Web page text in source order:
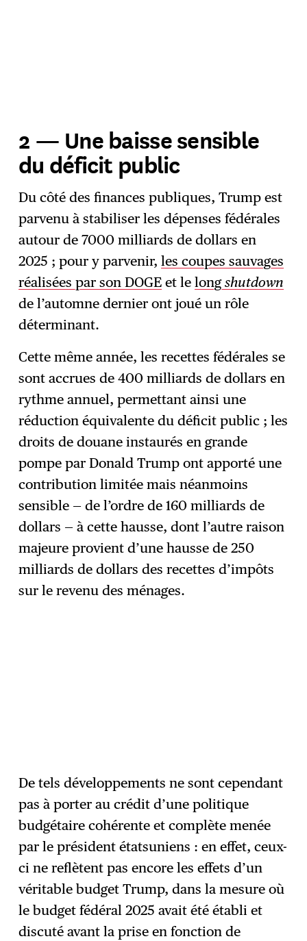
2 — Une baisse sensible
du déficit public
Du côté des finances publiques, Trump est
parvenu à stabiliser les dépenses fédérales
autour de 7000 milliards de dollars en
2025 ; pour y parvenir,les coupes sauvages
réalisées par son DOGE et lelongshutdown
de l’automne dernier ont joué un rôle
déterminant.
Cette même année, les recettes fédérales se
sont accrues de 400 milliards de dollars en
rythme annuel, permettant ainsi une
réduction équivalente du déficit public ; les
droits de douane instaurés en grande
pompe par Donald Trump ont apporté une
contribution limitée mais néanmoins
sensible — de l’ordre de 160 milliards de
dollars — à cette hausse, dont l’autre raison
majeure provient d’une hausse de 250
milliards de dollars des recettes d’impôts
sur le revenu des ménages.
De tels développements ne sont cependant
pas à porter au crédit d’une politique
budgétaire cohérente et complète menée
par le président étatsuniens : en effet, ceux-
ci ne reflètent pas encore les effets d’un
véritable budget Trump, dans la mesure où
le budget fédéral 2025 avait été établi et
discuté avant la prise en fonction de